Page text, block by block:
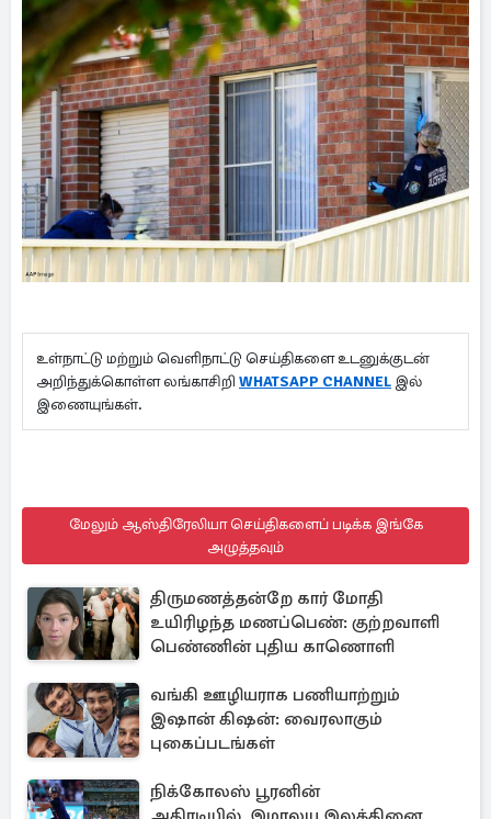
உள்நாட்டு மற்றும் வெளிநாட்டு செய்திகளை உடனுக்குடன்
அறிந்துக்கொள்ள லங்காசிறி WHATSAPP CHANNEL இல்
இணையுங்கள்.
மேலும் ஆஸ்திரேலியா செய்திகளைப் படிக்க இங்கே
அழுத்தவும்
திருமணத்தன்றே கார் மோதி
உயிரிழந்த மணப்பெண்: குற்றவாளி
பெண்ணின் புதிய காணொளி
வங்கி ஊழியராக பணியாற்றும்
இஷான் கிஷன்: வைரலாகும்
புகைப்படங்கள்
நிக்கோலஸ் பூரனின்